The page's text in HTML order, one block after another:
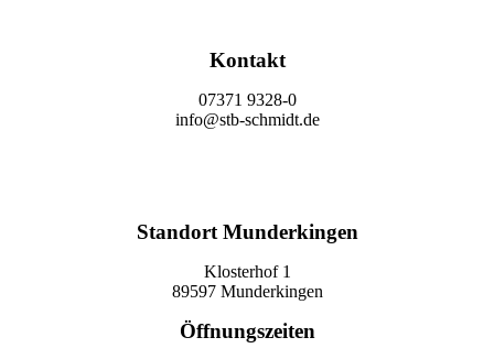
Kontakt
07371 9328-0
info@stb-schmidt.de
Standort Munderkingen
Klosterhof 1
89597 Munderkingen
Öffnungszeiten